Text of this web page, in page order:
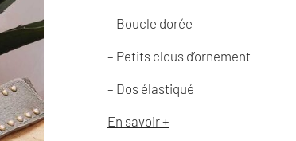
– Boucle dorée
– Petits clous d’ornement
– Dos élastiqué
En savoir +